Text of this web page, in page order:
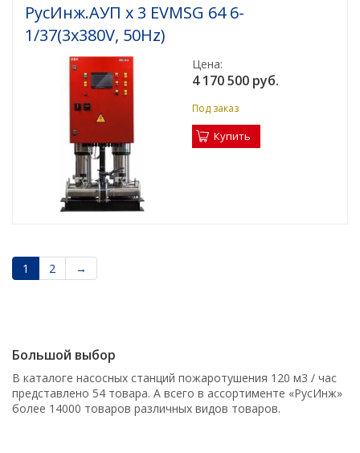
РусИнж.АУП х 3 EVMSG 64 6-
1/37(3x380V, 50Hz)
Цена:
4 170 500 руб.
Под заказ
Купить
1 2 →
Большой выбор
В каталоге насосных станций пожаротушения 120 м3 / час
представлено 54 товара. А всего в ассортименте «РусИнж»
более 14000 товаров различных видов товаров.